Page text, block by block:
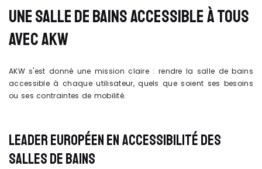
UNE SALLE DE BAINS ACCESSIBLE À TOUS
AVEC AKW
AKW s'est donné une mission claire : rendre la salle de bains
accessible à chaque utilisateur, quels que soient ses besoins
ou ses contraintes de mobilité.
LEADER EUROPÉEN EN ACCESSIBILITÉ DES
SALLES DE BAINS